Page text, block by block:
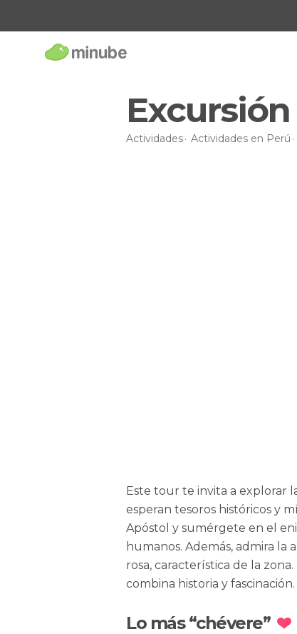
Actividades Actividades en Perú
Este tour te invita a explorar
esperan tesoros históricos y
Apóstol y sumérgete en el
humanos. Además, admira
rosa, característica de la
combina historia y fascinación.
Lo más “chévere”